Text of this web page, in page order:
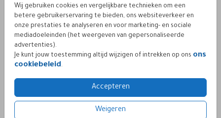
Wij gebruiken cookies en vergelijkbare technieken om een
betere gebruikerservaring te bieden, ons websiteverkeer en
onze prestaties te analyseren en voor marketing- en sociale
mediadoeleinden (het weergeven van gepersonaliseerde
advertenties).
Je kunt jouw toestemming altijd wijzigen of intrekken op ons ons
cookiebeleid.
Accepteren
Weigeren